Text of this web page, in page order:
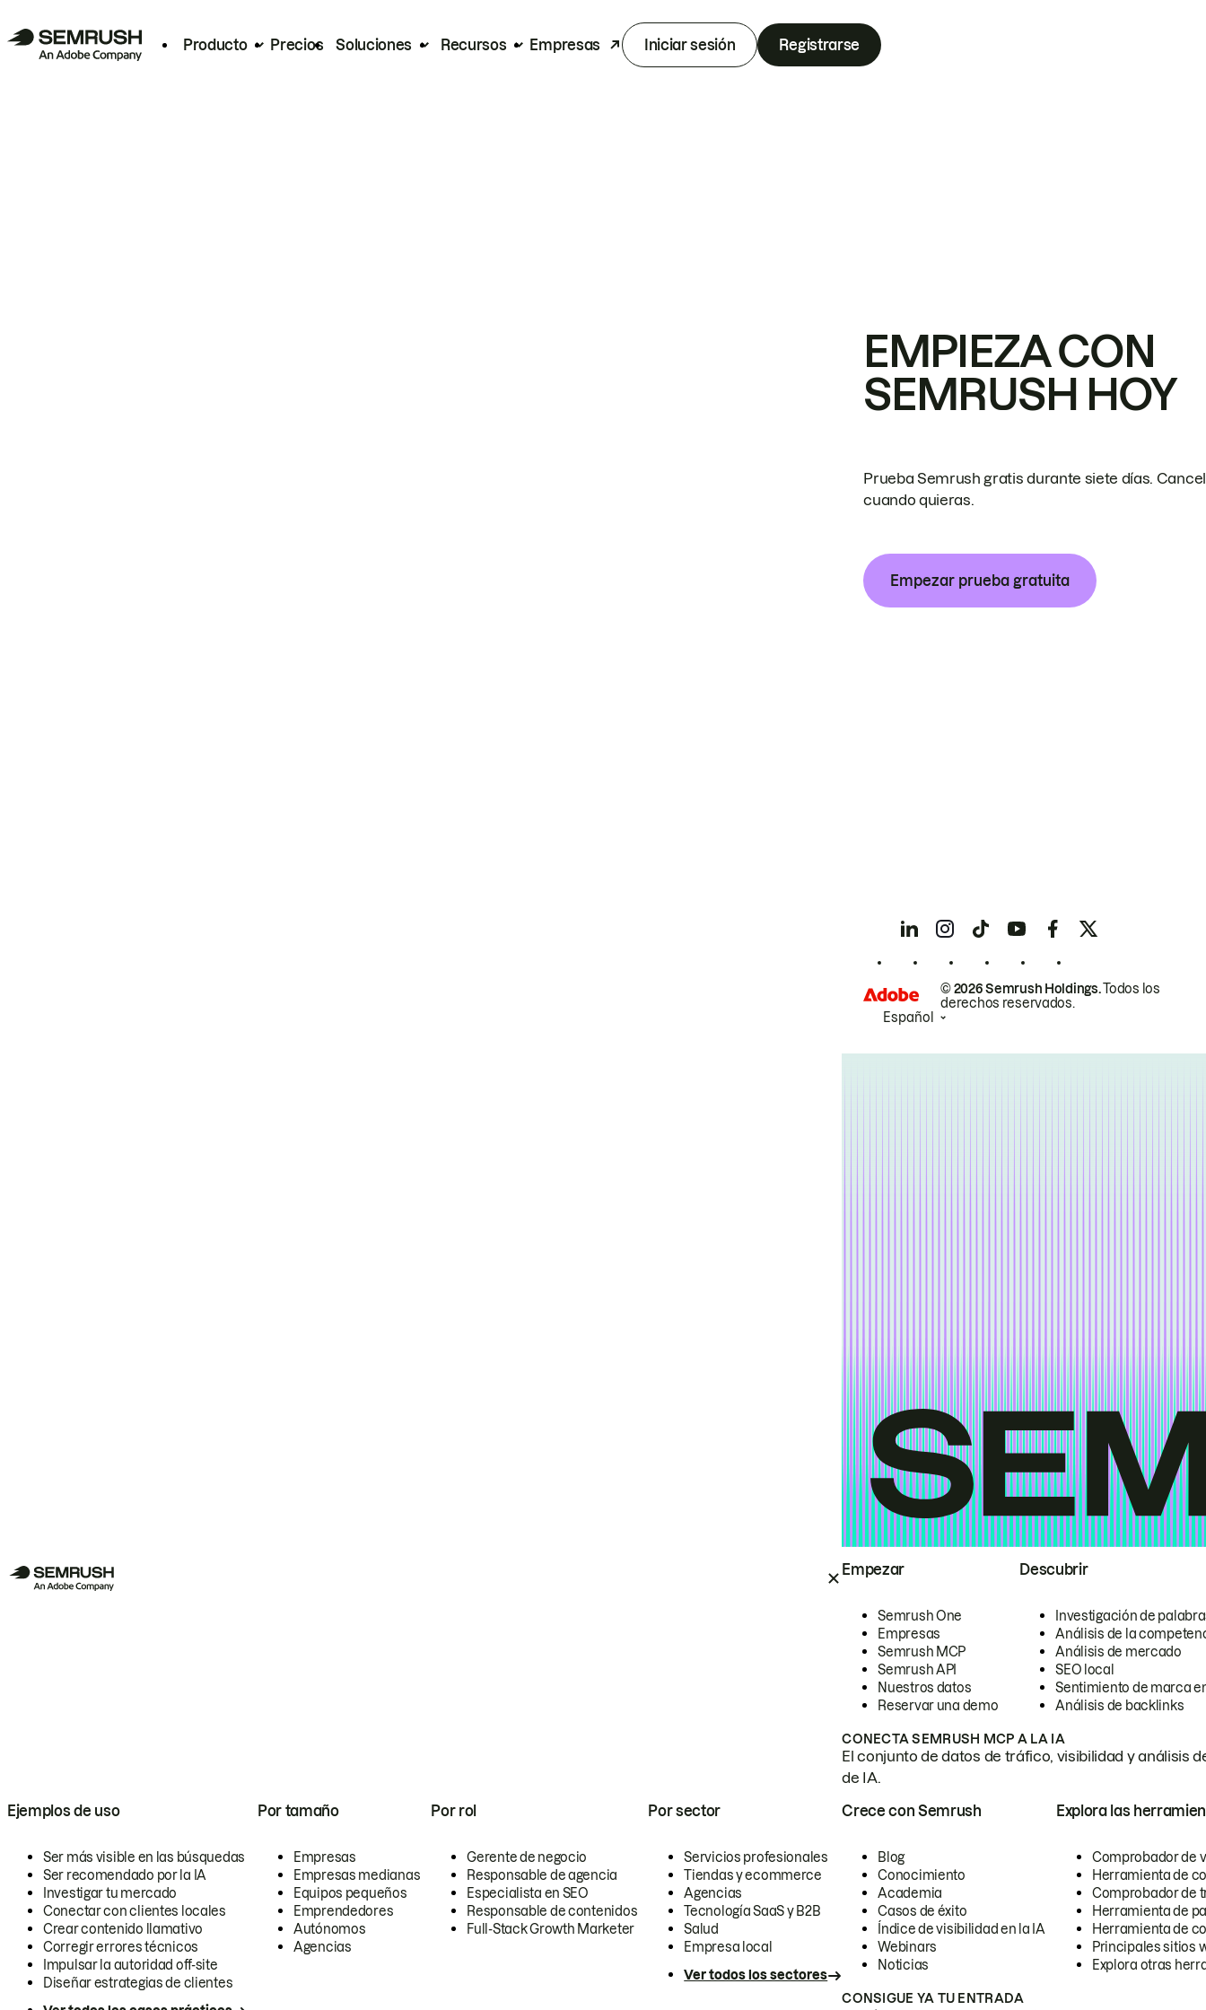
Producto Precios Soluciones Recursos Empresas Iniciar sesión Registrarse
Empezar
Semrush One
Empresas
Semrush MCP
Semrush API
Nuestros datos
Reservar una demo
Descubrir
Investigación de
Análisis de la
Análisis de mercado
SEO local
Sentimiento de marca
Análisis de backlinks
CONECTA SEMRUSH MCP A LA IA
El conjunto de datos de tráfico, visibilidad y análisis
de IA.
Ejemplos de uso
Ser más visible en las búsquedas
Ser recomendado por la IA
Investigar tu mercado
Conectar con clientes locales
Crear contenido llamativo
Corregir errores técnicos
Impulsar la autoridad off-site
Diseñar estrategias de clientes
Por tamaño
Empresas
Empresas medianas
Equipos pequeños
Emprendedores
Autónomos
Agencias
Por rol
Gerente de negocio
Responsable de agencia
Especialista en SEO
Responsable de contenidos
Full-Stack Growth Marketer
Por sector
Servicios profesionales
Tiendas y ecommerce
Agencias
Tecnología SaaS y B2B
Salud
Empresa local
Ver todos los sectores
Crece con Semrush
Blog
Conocimiento
Academia
Casos de éxito
Índice de visibilidad en la IA
Webinars
Noticias
Explora las
Comprobador de
Herramienta de
Comprobador de
Herramienta de
Herramienta de
Principales sitios
Explora otras
CONSIGUE YA TU ENTRADA
EMPIEZA CON
SEMRUSH HOY
Prueba Semrush gratis durante siete días.
cuando quieras.
Empezar prueba gratuita
© 2026 Semrush Holdings.Todos los
derechos reservados.
Español